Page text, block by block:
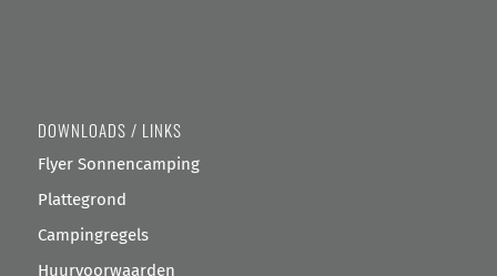
DOWNLOADS / LINKS
Flyer Sonnencamping
Plattegrond
Campingregels
Huurvoorwaarden